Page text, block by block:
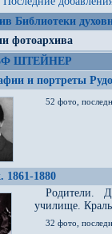
Библиотеки
фотоархива
ШТЕЙНЕР
и портреты
52 фото,
1861-1880
Родители.
училище.
32 фото,